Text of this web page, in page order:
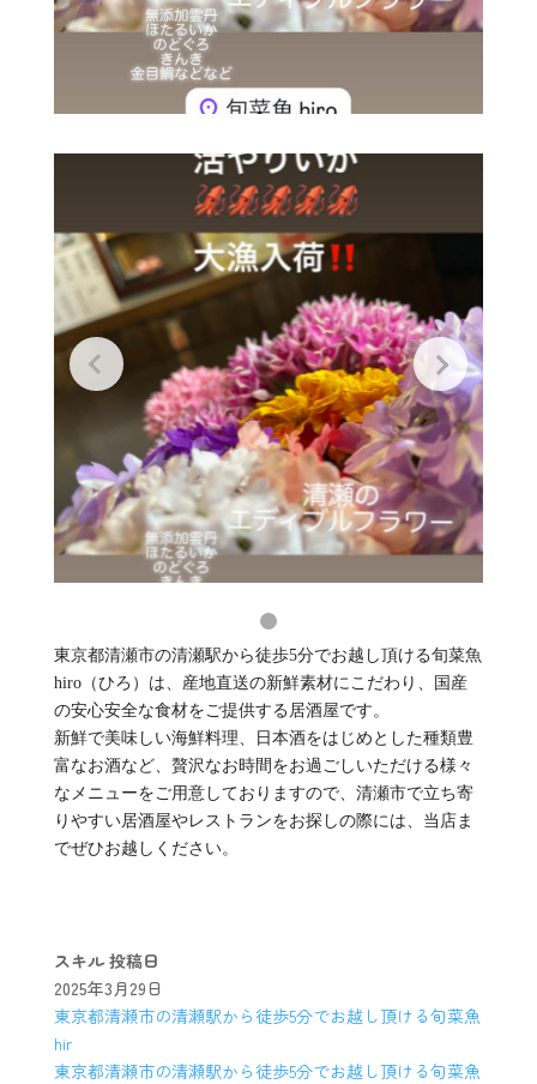
東京都清瀬市の清瀬駅から徒歩5分でお越し頂ける旬菜魚
hiro（ひろ）は、産地直送の新鮮素材にこだわり、国産
の安心安全な食材をご提供する居酒屋です。
新鮮で美味しい海鮮料理、日本酒をはじめとした種類豊
富なお酒など、贅沢なお時間をお過ごしいただける様々
なメニューをご用意しておりますので、清瀬市で立ち寄
りやすい居酒屋やレストランをお探しの際には、当店ま
でぜひお越しください。
スキル 投稿日
2025年3月29日
東京都清瀬市の清瀬駅から徒歩5分でお越し頂ける旬菜魚
hir
東京都清瀬市の清瀬駅から徒歩5分でお越し頂ける旬菜魚